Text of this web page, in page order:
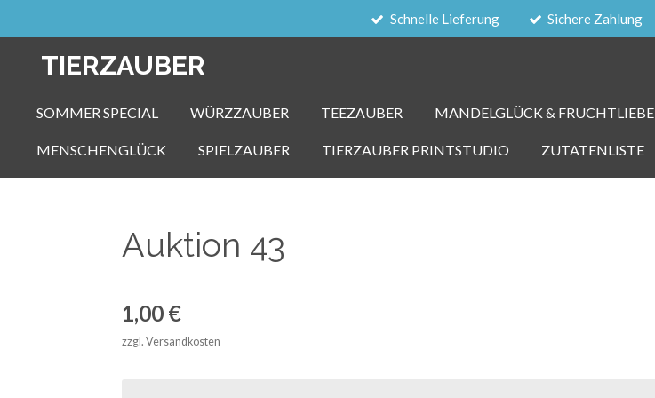
Schnelle Lieferung Sichere Zahlung
TIERZAUBER
SOMMER SPECIAL WÜRZZAUBER TEEZAUBER MANDELGLÜCK & FRUCHTLIEBE
MENSCHENGLÜCK SPIELZAUBER TIERZAUBER PRINTSTUDIO ZUTATENLISTE
Auktion 43
1,00 €
zzgl. Versandkosten